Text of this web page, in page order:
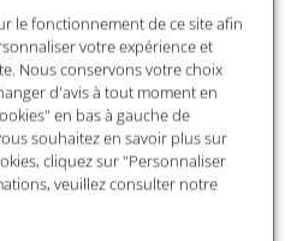
est donc aujourd’hui
économiques,
sous l’angle d’une
du GRETS se propose
pièce maîtresse de la
le fonctionnement de ce site afin
votre expérience et
Nous conservons votre choix
d'avis à tout moment en
en bas à gauche de
souhaitez en savoir plus sur
cliquez sur "Personnaliser
veuillez consulter notre